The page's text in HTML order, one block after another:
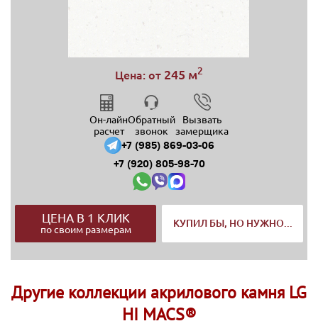
Цена: от 245 м2
Он-лайн
расчет
Обратный
звонок
Вызвать
замерщика
+7 (985) 869-03-06
+7 (920) 805-98-70
ЦЕНА В 1 КЛИК
по своим размерам
КУПИЛ БЫ, НО НУЖНО...
Другие коллекции акрилового камня LG
HI MACS®